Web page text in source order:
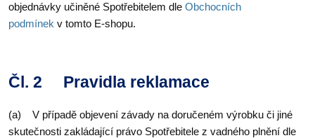
objednávky učiněné Spotřebitelem dle Obchocních
podmínek v tomto E-shopu.
Čl. 2 Pravidla reklamace
(a) V případě objevení závady na doručeném výrobku či jiné
skutečnosti zakládající právo Spotřebitele z vadného plnění dle